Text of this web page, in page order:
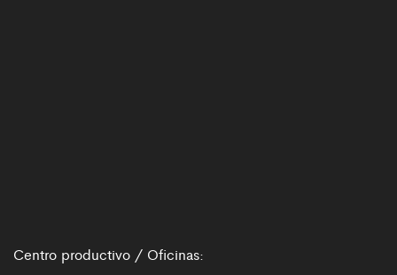
Centro productivo / Oficinas: